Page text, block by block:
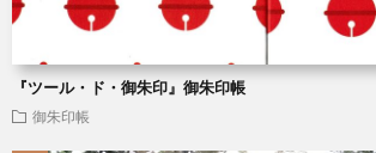
『ツール・ド・御朱印』御朱印帳
御朱印帳